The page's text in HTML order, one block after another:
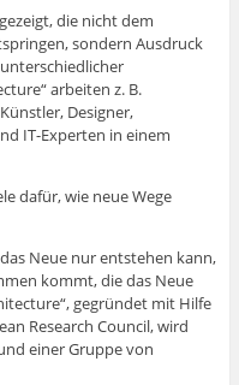
die nicht dem
sondern Ausdruck
arbeiten z. B.
Designer,
IT-Experten in einem
dafür, wie neue Wege
Neue nur entstehen kann,
kommt, die das Neue
gegründet mit Hilfe
Research Council, wird
einer Gruppe von